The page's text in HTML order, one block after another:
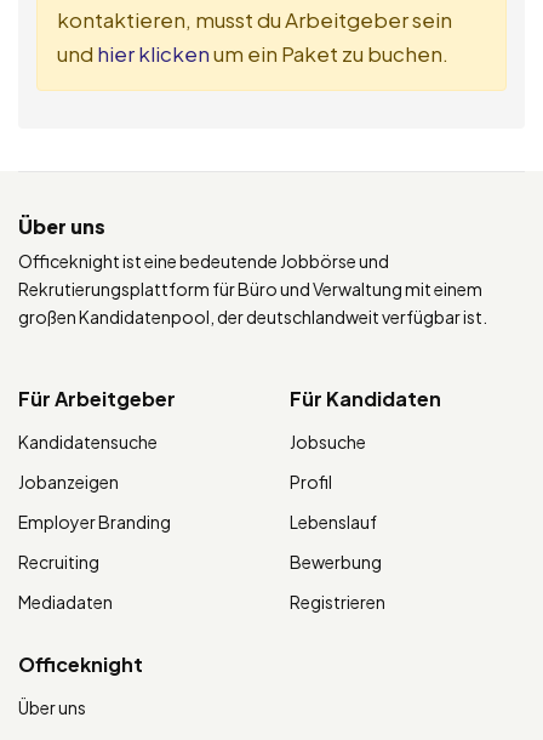
kontaktieren, musst du Arbeitgeber sein
und hier klickenum ein Paket zu buchen.
Über uns
Officeknight ist eine bedeutende Jobbörse und
Rekrutierungsplattform für Büro und Verwaltung mit einem
großen Kandidatenpool, der deutschlandweit verfügbar ist.
Für Arbeitgeber
Kandidatensuche
Jobanzeigen
Employer Branding
Recruiting
Mediadaten
Für Kandidaten
Jobsuche
Profil
Lebenslauf
Bewerbung
Registrieren
Officeknight
Über uns